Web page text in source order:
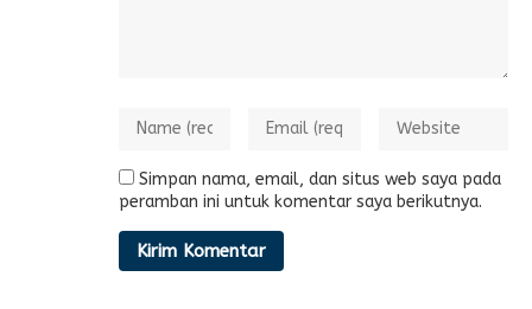
Simpan nama, email, dan situs web saya pada
peramban ini untuk komentar saya berikutnya.